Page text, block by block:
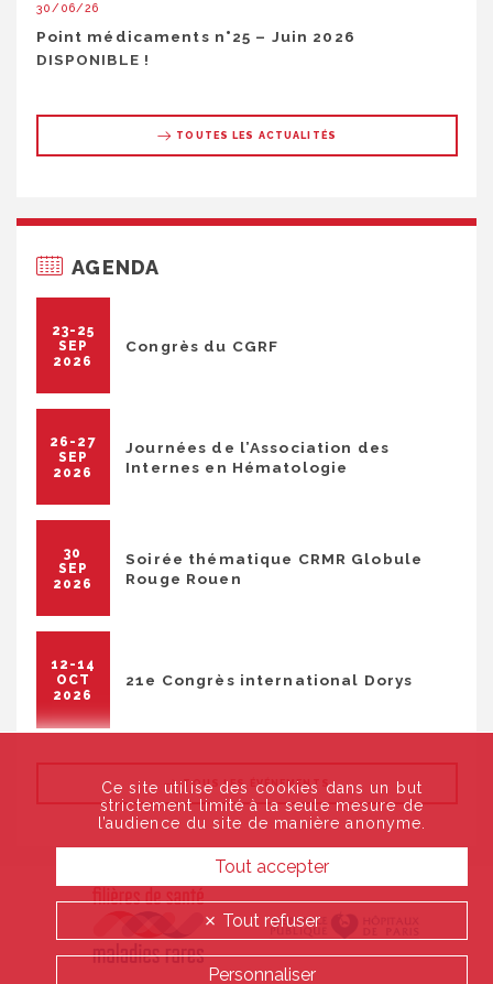
30/06/26
Point médicaments n°25 – Juin 2026
DISPONIBLE !
TOUTES LES ACTUALITÉS
AGENDA
23-25
SEP
2026
Congrès du CGRF
26-27
SEP
2026
Journées de l’Association des
Internes en Hématologie
30
SEP
2026
Soirée thématique CRMR Globule
Rouge Rouen
12-14
OCT
2026
21e Congrès international Dorys
TOUS LES ÉVÉNEMENTS
Ce site utilise des cookies dans un but
strictement limité à la seule mesure de
l’audience du site de manière anonyme.
Tout accepter
Tout refuser
Personnaliser